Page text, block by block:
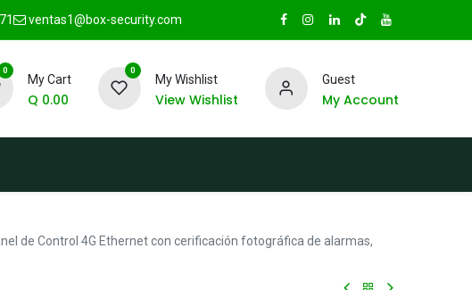
ventas1@box-security.com
0
My Cart
Q 0.00
0
My Wishlist
View Wishlist
Guest
My Account
de Control 4G Ethernet con cerificación fotográfica de alarmas,